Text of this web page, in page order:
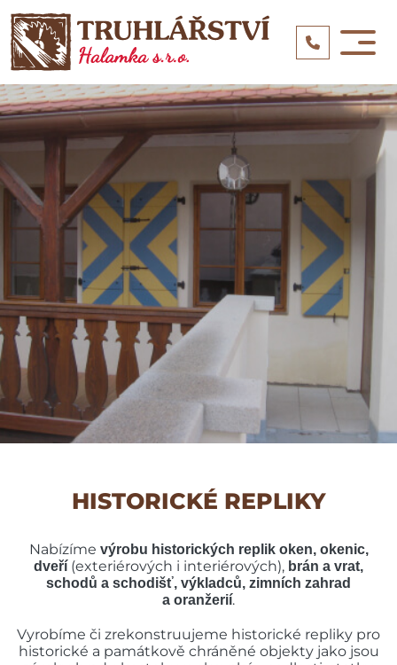
HISTORICKÉ REPLIKY
Nabízíme výrobu historických replik oken, okenic,
dveří(exteriérových i interiérových), brán a vrat,
schodů a schodišť, výkladců, zimních zahrad
a oranžerií.
Vyrobíme či zrekonstruujeme historické repliky pro
historické a památkově chráněné objekty jako jsou